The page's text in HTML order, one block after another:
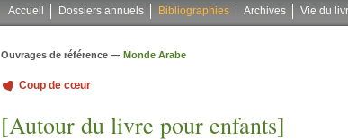
Accueil Dossiers annuels Bibliographies Archives Vie du
Ouvrages de référence — Monde Arabe
Coup de cœur
[Autour du livre pour enfants]